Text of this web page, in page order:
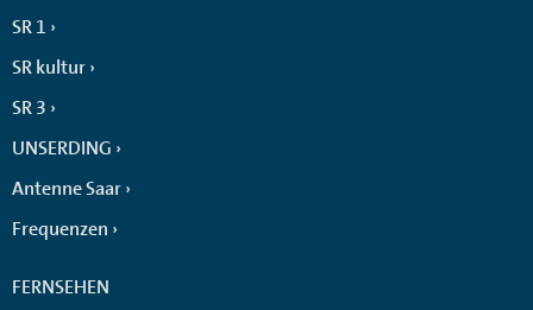
SR 1
SR kultur
SR 3
UNSERDING
Antenne Saar
Frequenzen
FERNSEHEN